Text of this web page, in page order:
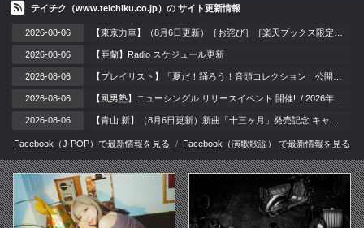
テイチク（www.teichiku.co.jp）の サイト更新情報
2026-08-06
2026-08-06 【亜蘭】Radio スケジュール更新
2026-08-06
2026-08-06
2026-08-06
Facebook（J-POP）で最新情報を見る Facebook（演歌歌謡） で最新情報を見る